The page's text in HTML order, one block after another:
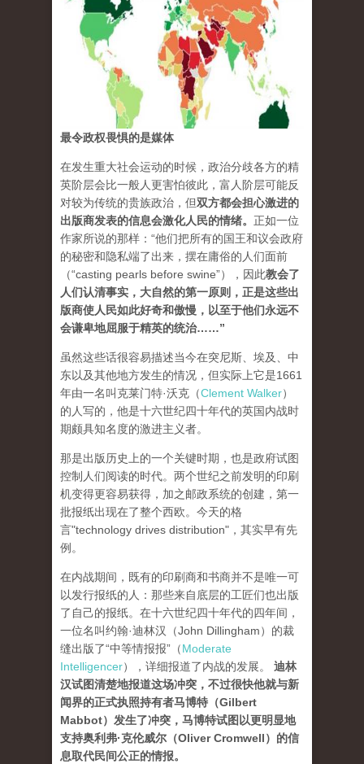
最令政权畏惧的是媒体
在发生重大社会运动的时候，政治分歧各方的精
英阶层会比一般人更害怕彼此，富人阶层可能反
对较为传统的贵族政治，但双方都会担心激进的
出版商发表的信息会激化人民的情绪。 正如一位
作家所说的那样：“他们把所有的国王和议会政府
的秘密和隐私端了出来，摆在庸俗的人们面前
（“casting pearls before swine”），因此教会了
人们认清事实，大自然的第一原则，正是这些出
版商使人民如此好奇和傲慢，以至于他们永远不
会谦卑地屈服于精英的统治……”
虽然这些话很容易描述当今在突尼斯、埃及、中
东以及其他地方发生的情况，但实际上它是1661
年由一名叫克莱门特·沃克（Clement Walker）
的人写的，他是十六世纪四十年代的英国内战时
期颇具知名度的激进主义者。
那是出版历史上的一个关键时期，也是政府试图
控制人们阅读的时代。两个世纪之前发明的印刷
机变得更容易获得，加之邮政系统的创建，第一
批报纸出现在了整个西欧。今天的格
言"technology drives dis­tribution"，其实早有先
例。
在内战期间，既有的印刷商和书商并不是唯一可
以发行报纸的人：那些来自底层的工匠们也出版
了自己的报纸。在十六世纪四十年代的四年间，
一位名叫约翰·迪林汉（John Dillingham）的裁
缝出版了“中等情报报”（Moderate
Intelligencer），详细报道了内战的发展。 迪林
汉试图清楚地报道这场冲突，不过很快他就与新
闻界的正式执照持有者马博特（Gilbert
Mabbot）发生了冲突，马博特试图以更明显地
支持奥利弗·克伦威尔（Oliver Cromwell）的信
息取代民间公正的情报。